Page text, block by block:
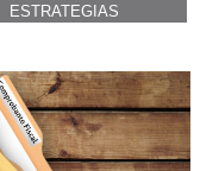
ESTRATEGIAS